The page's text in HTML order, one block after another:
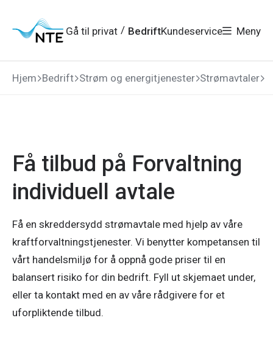
hovedmeny
søk
hovedinnhold
bunnområde
Gå til privat / BedriftKundeservice Meny
Hjem Bedrift Strøm og energitjenester Strømavtaler
Få tilbud på Forvaltning
individuell avtale
Få en skreddersydd strømavtale med hjelp av våre
kraftforvaltningstjenester. Vi benytter kompetansen til
vårt handelsmiljø for å oppnå gode priser til en
balansert risiko for din bedrift. Fyll ut skjemaet under,
eller ta kontakt med en av våre rådgivere for et
uforpliktende tilbud.